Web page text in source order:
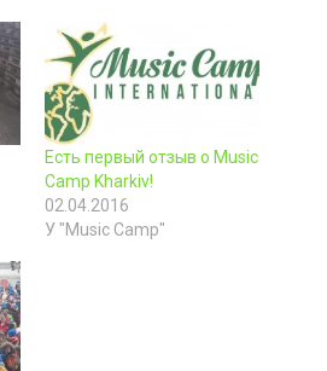
Есть первый отзыв о Music
Camp Kharkiv!
02.04.2016
У "Music Camp"